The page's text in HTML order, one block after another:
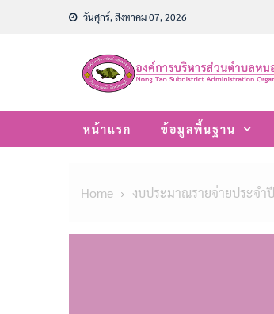
วันศุกร์, สิงหาคม 07, 2026
หน้าแรก ข้อมูลพื้นฐาน
Home งบประมาณรายจ่ายประจำปี